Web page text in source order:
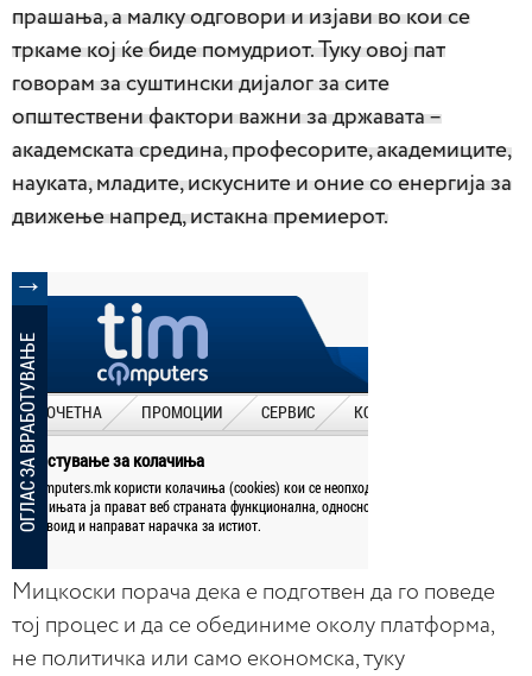
прашања, а малку одговори и изјави во кои се
тркаме кој ќе биде помудриот. Туку овој пат
говорам за суштински дијалог за сите
општествени фактори важни за државата –
академската средина, професорите, академиците,
науката, младите, искусните и оние со енергија за
движење напред, истакна премиерот.
Мицкоски порача дека е подготвен да го поведе
тој процес и да се обединиме околу платформа,
не политичка или само економска, туку